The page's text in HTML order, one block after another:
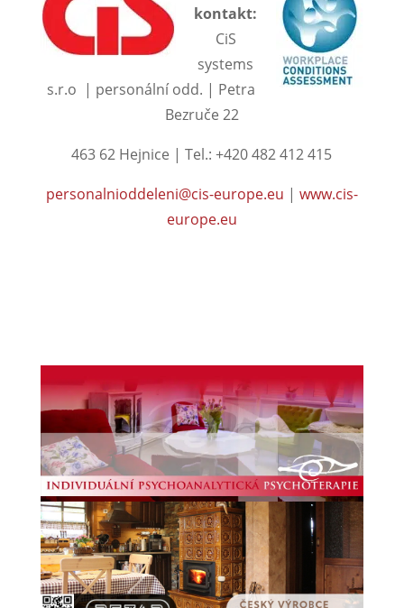
kontakt:
CiS
systems
s.r.o | personální odd. | Petra
Bezruče 22
463 62 Hejnice | Tel.: +420 482 412 415
personalnioddeleni@cis-europe.eu | www.cis-
europe.eu